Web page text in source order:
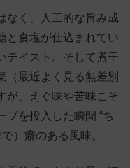
なく、人工的な旨み成
と食塩が仕込まれてい
テイスト。そして煮干
（最近よく見る無差別
が、えぐ味や苦味こそ
を投入した瞬間 “ち
）癖のある風味。